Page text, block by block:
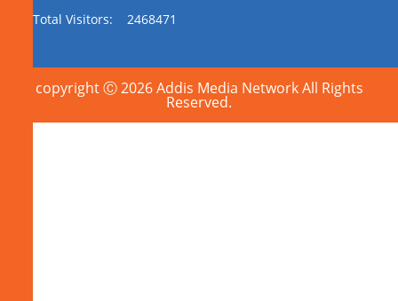
Total Visitors: 2468471
copyright Ⓒ 2026 Addis Media Network All Rights
Reserved.